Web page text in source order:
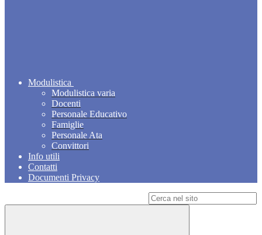
Modulistica
Modulistica varia
Docenti
Personale Educativo
Famiglie
Personale Ata
Convittori
Info utili
Contatti
Documenti Privacy